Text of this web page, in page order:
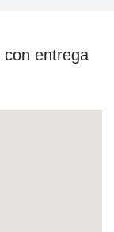
entrega